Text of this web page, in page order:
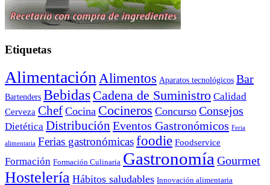
Etiquetas
Alimentación Alimentos Aparatos tecnológicos Bar
Bartenders Bebidas Cadena de Suministro Calidad
Cerveza Chef Cocina Cocineros Concurso Consejos
Dietética Distribución Eventos Gastronómicos Feria
alimentaria Ferias gastronómicasfoodie Foodservice
Formación Formación Culinaria Gastronomía Gourmet
Hostelería Hábitos saludables Innovación alimentaria